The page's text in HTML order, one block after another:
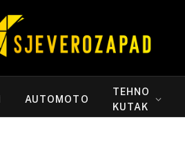
AUTOMOTO
TEHNO
KUTAK